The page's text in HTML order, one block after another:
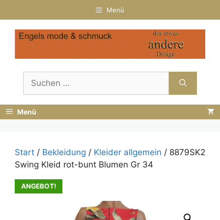
Inhalt
springen
Menü
nach:
Menü
Start / Bekleidung / Kleider allgemein / 8879SK2
Swing Kleid rot-bunt Blumen Gr 34
ANGEBOT!